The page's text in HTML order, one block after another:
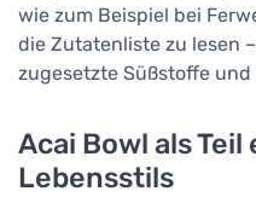
wie zum Beispiel bei
die Zutatenliste zu lesen
zugesetzte Süßstoffe
Acai Bowl als
Lebensstils